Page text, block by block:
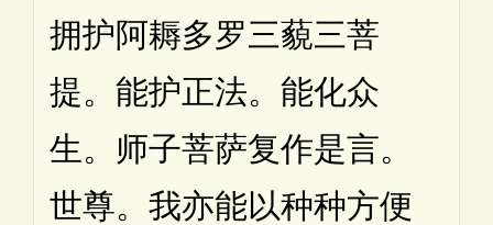
拥护阿耨多罗三藐三菩
提。能护正法。能化众
生。师子菩萨复作是言。
世尊。我亦能以种种方便